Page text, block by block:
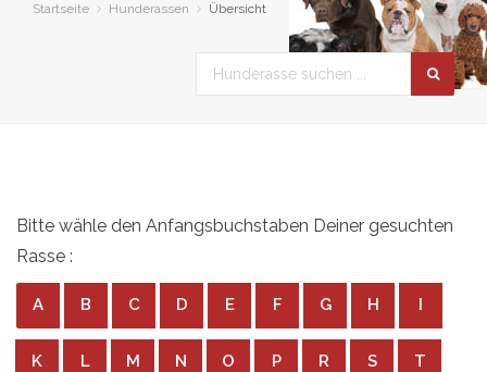
Startseite Hunderassen Übersicht
Bitte wähle den Anfangsbuchstaben Deiner gesuchten
Rasse :
A B C D E F G H I
K L M N O P R S T